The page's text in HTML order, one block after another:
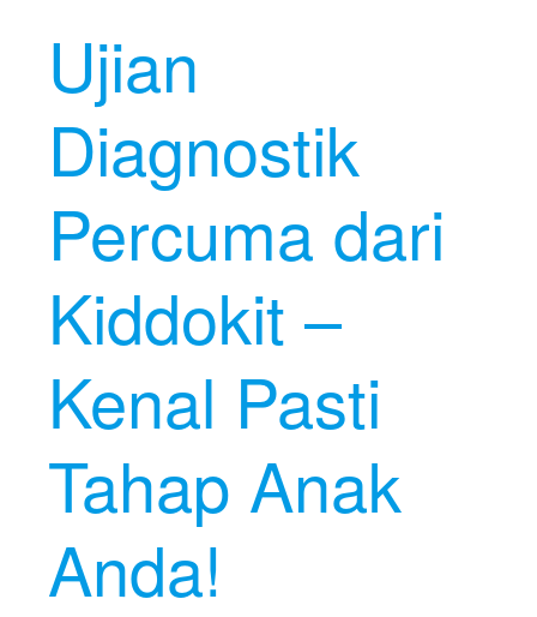
Ujian
Diagnostik
Percuma dari
Kiddokit –
Kenal Pasti
Tahap Anak
Anda!